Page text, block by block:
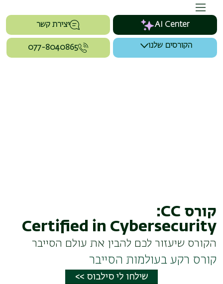
077-8040865
יצירת קשר AI Center
הקורסים שלנו
קורס CC:
Certified in Cybersecurity
הקורס שיעזור לכם להבין את עולם הסייבר
קורס רקע בעולמות הסייבר
<< שילחו לי סילבוס